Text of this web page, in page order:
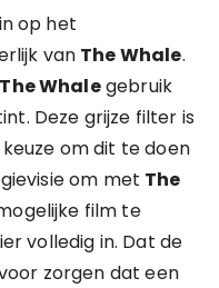
op het
van The Whale.
The Whalegebruik
Deze grijze filter is
om dit te doen
om met The
film te
volledig in. Dat de
zorgen dat een